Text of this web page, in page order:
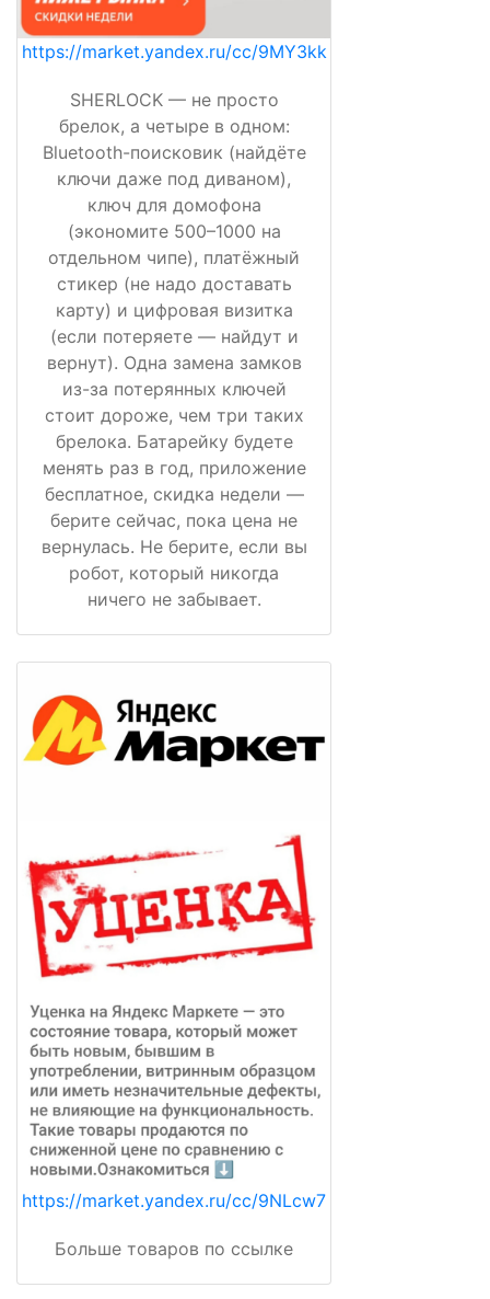
https://market.yandex.ru/cc/9MY3kk
SHERLOCK — не просто
брелок, а четыре в одном:
Bluetooth-поисковик (найдёте
ключи даже под диваном),
ключ для домофона
(экономите 500–1000 на
отдельном чипе), платёжный
стикер (не надо доставать
карту) и цифровая визитка
(если потеряете — найдут и
вернут). Одна замена замков
из-за потерянных ключей
стоит дороже, чем три таких
брелока. Батарейку будете
менять раз в год, приложение
бесплатное, скидка недели —
берите сейчас, пока цена не
вернулась. Не берите, если вы
робот, который никогда
ничего не забывает.
https://market.yandex.ru/cc/9NLcw7
Больше товаров по ссылке